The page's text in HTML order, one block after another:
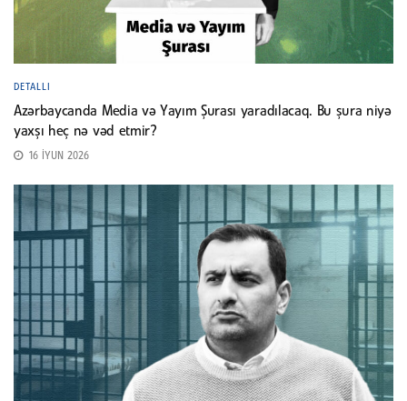
DETALLI
Azərbaycanda Media və Yayım Şurası yaradılacaq. Bu şura niyə
yaxşı heç nə vəd etmir?
16 İYUN 2026